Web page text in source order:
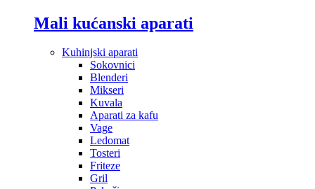
Mali kućanski aparati
Kuhinjski aparati
Sokovnici
Blenderi
Mikseri
Kuvala
Aparati za kafu
Vage
Ledomat
Tosteri
Friteze
Gril